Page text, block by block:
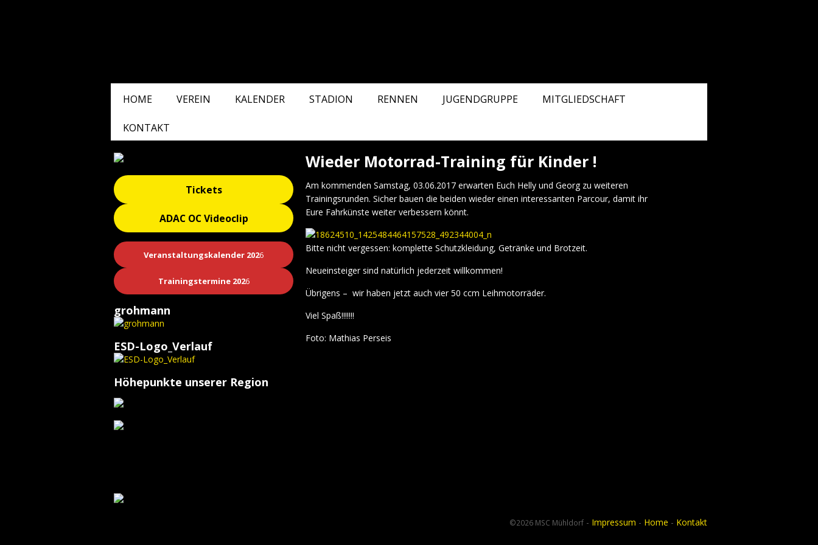
HOME VEREIN KALENDER STADION RENNEN JUGENDGRUPPE MITGLIEDSCHAFT
KONTAKT
Wieder Motorrad-Training für Kinder !
Am kommenden Samstag, 03.06.2017 erwarten Euch Helly und Georg zu weiteren
Trainingsrunden. Sicher bauen die beiden wieder einen interessanten Parcour, damit ihr
Eure Fahrkünste weiter verbessern könnt.
Bitte nicht vergessen: komplette Schutzkleidung, Getränke und Brotzeit.
Neueinsteiger sind natürlich jederzeit willkommen!
Übrigens – wir haben jetzt auch vier 50 ccm Leihmotorräder.
Viel Spaß!!!!!!!
Foto: Mathias Perseis
Tickets
ADAC OC Videoclip
Veranstaltungskalender 2026
Trainingstermine 2026
grohmann
ESD-Logo_Verlauf
Höhepunkte unserer Region
©2026 MSC Mühldorf - Impressum - Home - Kontakt